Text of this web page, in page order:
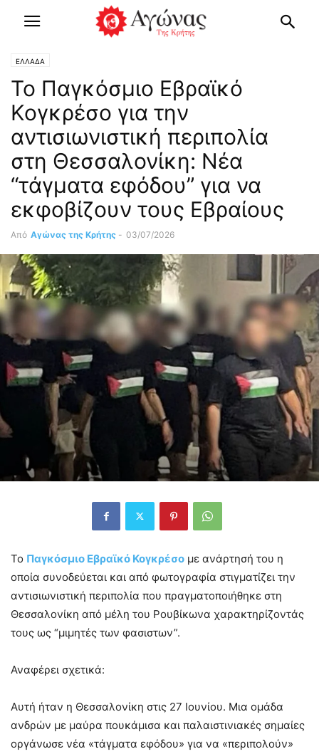
ΕΛΛΑΔΑ
Το Παγκόσμιο Εβραϊκό
Κογκρέσο για την
αντισιωνιστική περιπολία
στη Θεσσαλονίκη: Νέα
“τάγματα εφόδου” για να
εκφοβίζουν τους Εβραίους
Από Αγώνας της Κρήτης - 03/07/2026
Το Παγκόσμιο Εβραϊκό Κογκρέσο με ανάρτησή του η
οποία συνοδεύεται και από φωτογραφία στιγματίζει την
αντισιωνιστική περιπολία που πραγματοποιήθηκε στη
Θεσσαλονίκη από μέλη του Ρουβίκωνα χαρακτηρίζοντάς
τους ως “μιμητές των φασιστων”.
Αναφέρει σχετικά:
Αυτή ήταν η Θεσσαλονίκη στις 27 Ιουνίου. Μια ομάδα
ανδρών με μαύρα πουκάμισα και παλαιστινιακές σημαίες
οργάνωσε νέα «τάγματα εφόδου» για να «περιπολούν»